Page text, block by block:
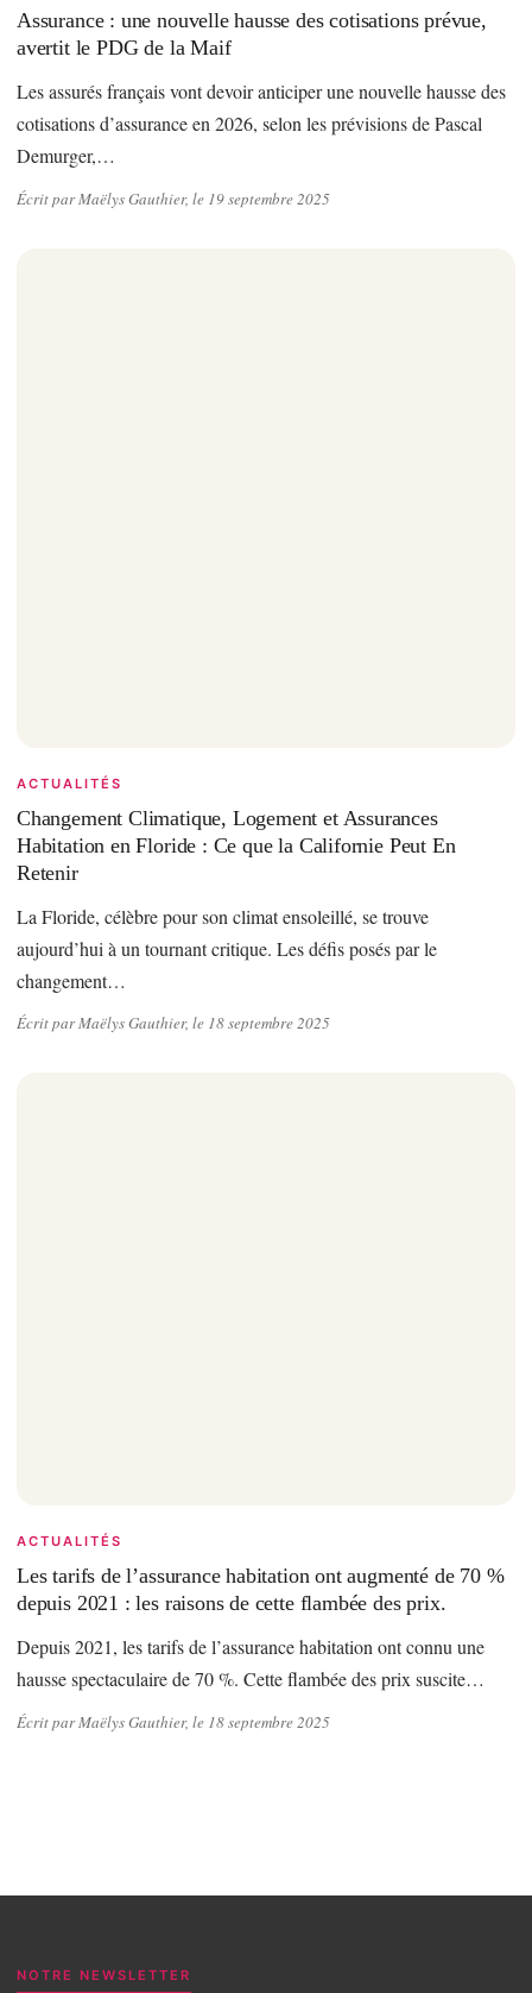
Assurance : une nouvelle hausse des cotisations prévue,
avertit le PDG de la Maif
Les assurés français vont devoir anticiper une nouvelle hausse des
cotisations d’assurance en 2026, selon les prévisions de Pascal
Demurger,…
Écrit par Maëlys Gauthier, le 19 septembre 2025
ACTUALITÉS
Changement Climatique, Logement et Assurances
Habitation en Floride : Ce que la Californie Peut En
Retenir
La Floride, célèbre pour son climat ensoleillé, se trouve
aujourd’hui à un tournant critique. Les défis posés par le
changement…
Écrit par Maëlys Gauthier, le 18 septembre 2025
ACTUALITÉS
Les tarifs de l’assurance habitation ont augmenté de 70 %
depuis 2021 : les raisons de cette flambée des prix.
Depuis 2021, les tarifs de l’assurance habitation ont connu une
hausse spectaculaire de 70 %. Cette flambée des prix suscite…
Écrit par Maëlys Gauthier, le 18 septembre 2025
NOTRE NEWSLETTER